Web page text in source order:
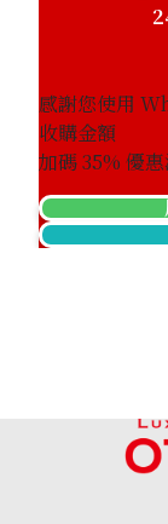
感謝您使用
收購金額
加碼35% 優惠